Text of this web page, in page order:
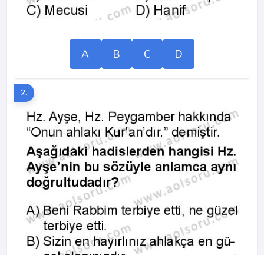
A B C D
2.